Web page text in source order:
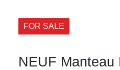
FOR SALE
NEUF Manteau